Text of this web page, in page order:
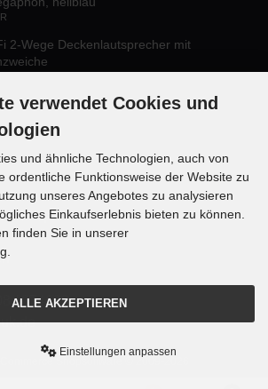
2-Wege Deckenlautsprecher mit
/ 874188
verwendet Cookies und
und ähnliche Technologien, auch von
ordentliche Funktionsweise der Website zu
unseres Angebotes zu analysieren
Einkaufserlebnis bieten zu können.
finden Sie in unserer
ALLE AKZEPTIEREN
Einstellungen anpassen